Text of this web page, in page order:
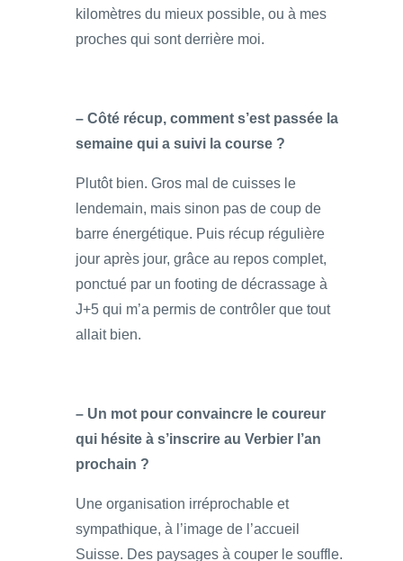
kilomètres du mieux possible, ou à mes
proches qui sont derrière moi.
– Côté récup, comment s’est passée la
semaine qui a suivi la course ?
Plutôt bien. Gros mal de cuisses le
lendemain, mais sinon pas de coup de
barre énergétique. Puis récup régulière
jour après jour, grâce au repos complet,
ponctué par un footing de décrassage à
J+5 qui m’a permis de contrôler que tout
allait bien.
– Un mot pour convaincre le coureur
qui hésite à s’inscrire au Verbier l’an
prochain ?
Une organisation irréprochable et
sympathique, à l’image de l’accueil
Suisse. Des paysages à couper le souffle.